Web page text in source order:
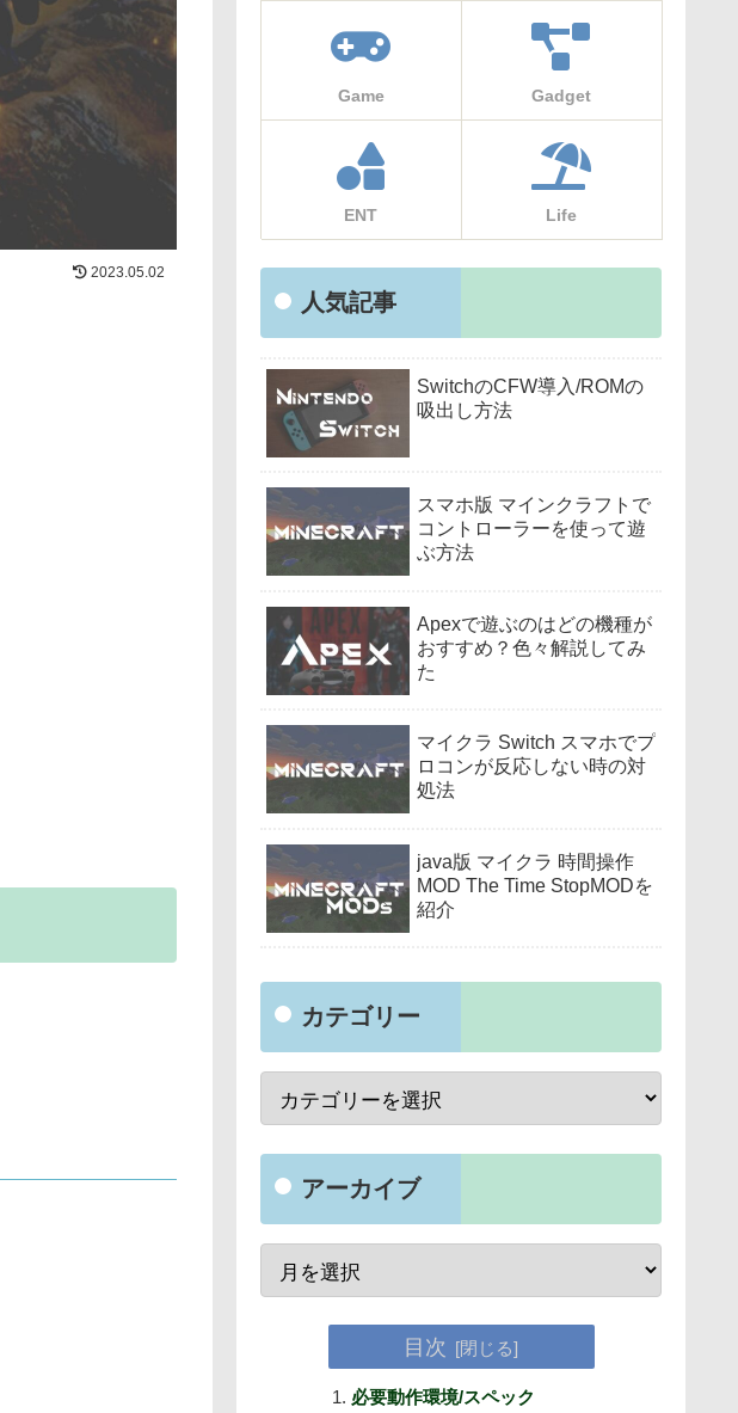
2023.05.02
Game Gadget
ENT Life
人気記事
SwitchのCFW導入/ROMの
吸出し方法
スマホ版 マインクラフトで
コントローラーを使って遊
ぶ方法
Apexで遊ぶのはどの機種が
おすすめ？色々解説してみ
た
マイクラ Switch スマホでプ
ロコンが反応しない時の対
処法
java版 マイクラ 時間操作
MOD The Time StopMODを
紹介
カテゴリー
アーカイブ
目次
必要動作環境/スペック